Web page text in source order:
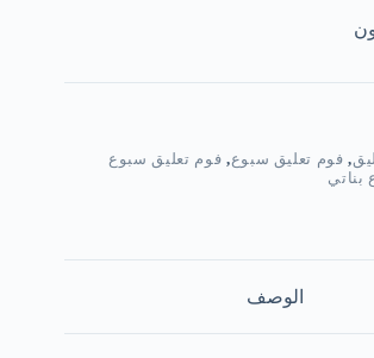
, فوم تعليق سبوع, فوم تعليق سبوع
بناتي
الوصف